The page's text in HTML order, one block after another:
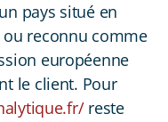
pays situé en
ou reconnu comme
européenne
le client. Pour
reste